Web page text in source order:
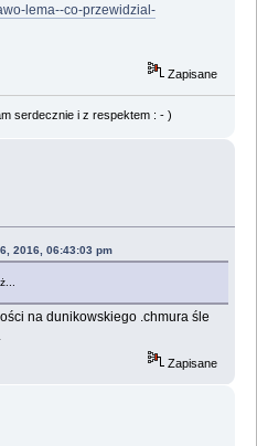
lema--co-przewidzial-
Zapisane
serdecznie i z respektem : - )
2016, 06:43:03 pm
na dunikowskiego .chmura śle
Zapisane